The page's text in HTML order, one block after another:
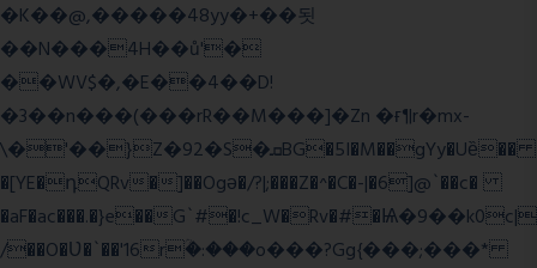
�K��@,�����48yy�+��됫
��N���4H��ů'�
��WV$�,�E��4��D!
�3��n���(���rR��M���]�Zn �ғ¶r�mx-
\�'��}Z�92�S�ܩBG�5I�M��gYy�Uȅ��
�[YE�դQRv�]��Ogə�/?|;���Z�^�C�-|�6]@`��c�
�aF�ac���.�}e��G`#�!c_W�Rv�#�Ѩ�9��k0c|
/��O�Ʋ�`��'16rؒ�:���o���?Gg{���;���*